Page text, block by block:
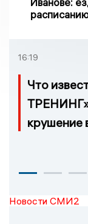
16:19
Что
крушение
Новости СМИ2